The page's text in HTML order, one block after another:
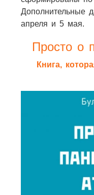
Дополнительные
апреля и 5 мая.
Просто о
Книга,